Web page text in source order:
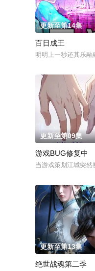
更新至第14集
百日成王
明明上一秒还其乐
更新至第09集
游戏BUG修复中
当游戏策划江城突
更新至第13集
绝世战魂第二季